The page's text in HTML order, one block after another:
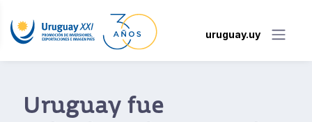
uruguay.uy
Uruguay se